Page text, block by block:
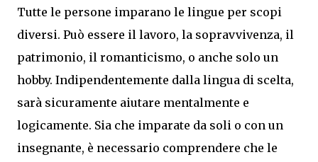
Tutte le persone imparano le lingue per scopi
diversi. Può essere il lavoro, la sopravvivenza, il
patrimonio, il romanticismo, o anche solo un
hobby. Indipendentemente dalla lingua di scelta,
sarà sicuramente aiutare mentalmente e
logicamente. Sia che imparate da soli o con un
insegnante, è necessario comprendere che le